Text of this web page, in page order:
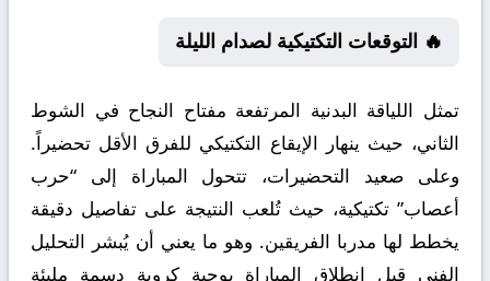
🔥 التوقعات التكتيكية لصدام الليلة
تمثل اللياقة البدنية المرتفعة مفتاح النجاح في الشوط
الثاني، حيث ينهار الإيقاع التكتيكي للفرق الأقل تحضيراً.
وعلى صعيد التحضيرات، تتحول المباراة إلى “حرب
أعصاب” تكتيكية، حيث تُلعب النتيجة على تفاصيل دقيقة
يخطط لها مدربا الفريقين. وهو ما يعني أن يُبشر التحليل
الفني قبل انطلاق المباراة بوجبة كروية دسمة مليئة